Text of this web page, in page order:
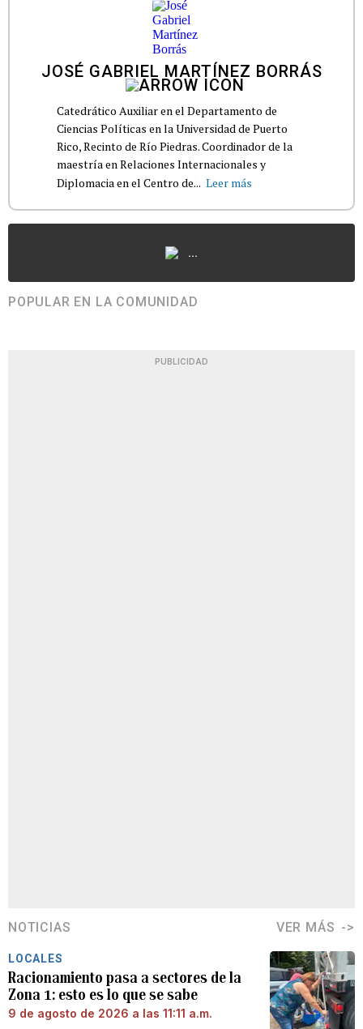
JOSÉ GABRIEL MARTÍNEZ BORRÁS
Catedrático Auxiliar en el Departamento de
Ciencias Políticas en la Universidad de Puerto
Rico, Recinto de Río Piedras. Coordinador de la
maestría en Relaciones Internacionales y
Diplomacia en el Centro de... Leer más
...
POPULAR EN LA COMUNIDAD
PUBLICIDAD
NOTICIAS VER MÁS
LOCALES
Racionamiento pasa a sectores de la
Zona 1: esto es lo que se sabe
9 de agosto de 2026 a las 11:11 a.m.